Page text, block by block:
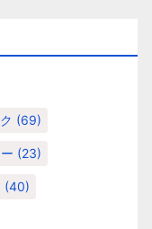
(69)
(23)
(40)